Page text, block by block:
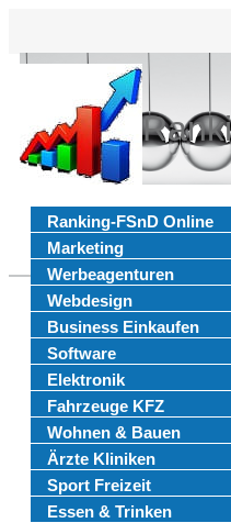
Ranking-FSnD Online
Marketing
Werbeagenturen
Webdesign
Business Einkaufen
Software
Elektronik
Fahrzeuge KFZ
Wohnen & Bauen
Ärzte Kliniken
Sport Freizeit
Essen & Trinken